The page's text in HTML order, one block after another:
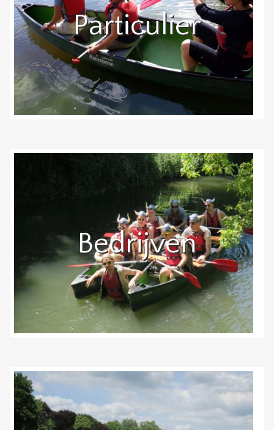
Particulier
Bedrijven